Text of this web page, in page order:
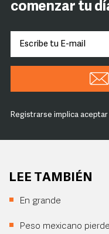
comenzar tu
Registrarse implica aceptar
LEE TAMBIÉN
En grande
Peso mexicano